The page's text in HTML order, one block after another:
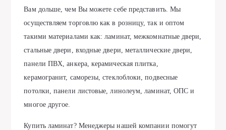
Вам дольше, чем Вы можете себе представить. Мы
осуществляем торговлю как в розницу, так и оптом
такими материалами как: ламинат, межкомнатные двери,
стальные двери, входные двери, металлические двери,
панели ПВХ, анкера, керамическая плитка,
керамогранит, саморезы, стеклоблоки, подвесные
потолки, панели листовые, линолеум, ламинат, ОПС и
многое другое.
Купить ламинат? Менеджеры нашей компании помогут